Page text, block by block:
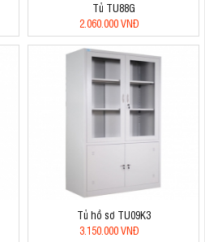
Tủ TU88G
2.060.000 VNĐ
Tủ hồ sơ TU09K3
3.150.000 VNĐ